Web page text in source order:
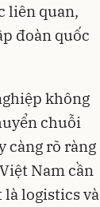
liên quan,
đoàn quốc
không
chuỗi
càng rõ ràng
Nam cần
logistics và